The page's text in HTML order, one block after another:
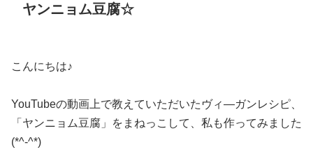
ヤンニョム豆腐☆
こんにちは♪
YouTubeの動画上で教えていただいたヴィ―ガンレシピ、
「ヤンニョム豆腐」をまねっこして、私も作ってみました
(*^-^*)